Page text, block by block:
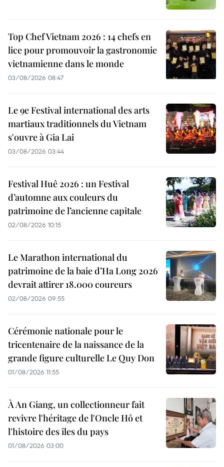
Top Chef Vietnam 2026 : 14 chefs en
lice pour promouvoir la gastronomie
vietnamienne dans le monde
03/08/2026 08:47
Le 9e Festival international des arts
martiaux traditionnels du Vietnam
s'ouvre à Gia Lai
03/08/2026 03:44
Festival Huê 2026 : un Festival
d’automne aux couleurs du
patrimoine de l’ancienne capitale
02/08/2026 10:15
Le Marathon international du
patrimoine de la baie d’Ha Long 2026
devrait attirer 18.000 coureurs
02/08/2026 09:55
Cérémonie nationale pour le
tricentenaire de la naissance de la
grande figure culturelle Le Quy Don
01/08/2026 11:55
À An Giang, un collectionneur fait
revivre l'héritage de l'Oncle Hô et
l'histoire des îles du pays
01/08/2026 03:00